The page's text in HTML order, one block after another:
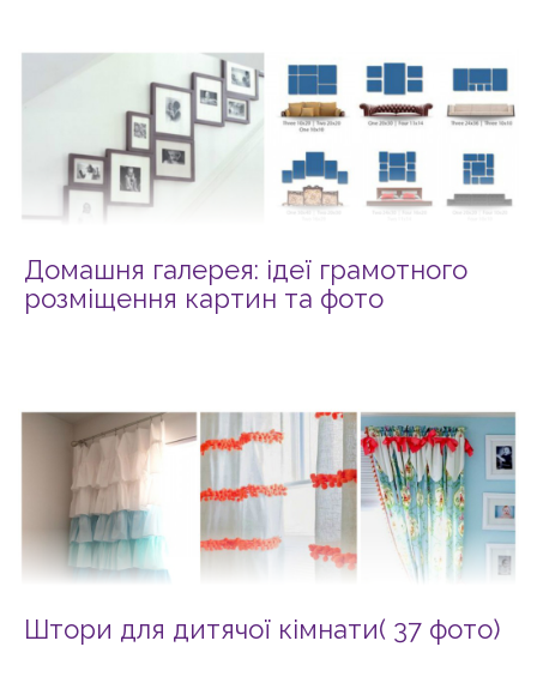
Домашня галерея: ідеї грамотного
розміщення картин та фото
Штори для дитячої кімнати( 37 фото)